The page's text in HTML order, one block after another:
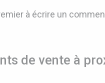
à écrire un
de vente à